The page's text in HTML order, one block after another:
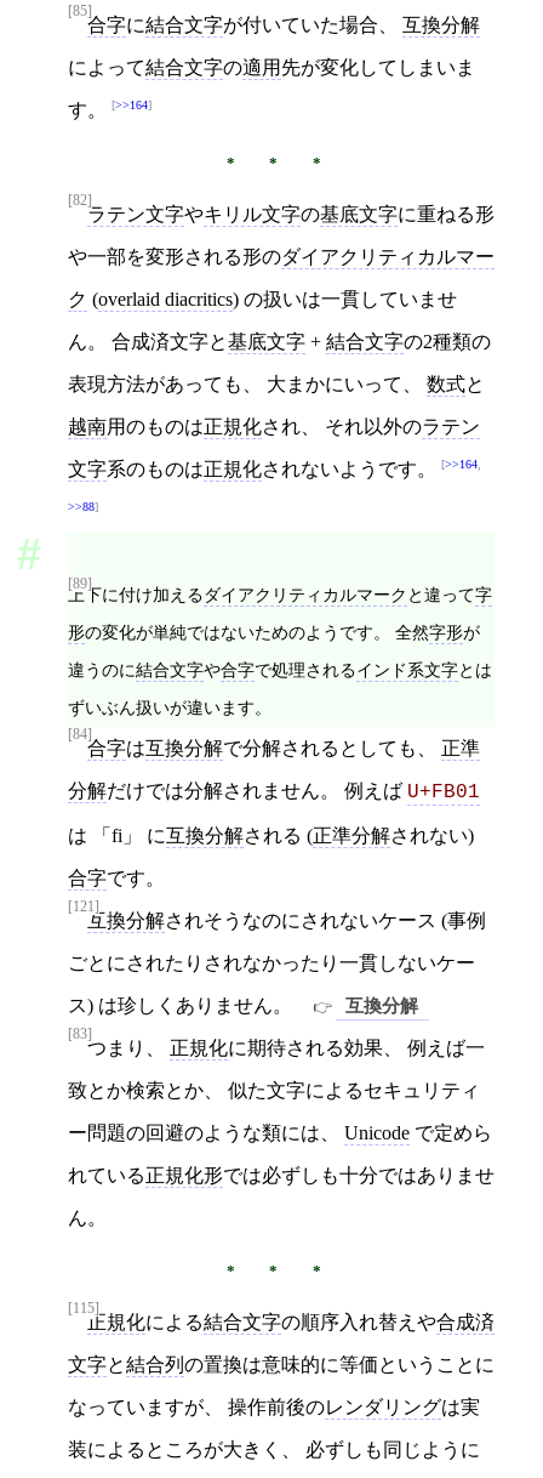
[85]
合字に結合文字が付いていた場合、 互換分解
によって結合文字の適用 先が変化してしまいま
す。 >>164
[82]
ラテン文字やキリル文字の基底文字に重ねる形
や一部を変形される形のダイアクリティカルマー
ク (overlaid diacritics) の扱いは一貫していませ
ん。 合成済文字と基底文字 + 結合文字の2種類の
表現方法があっても、 大まかにいって、 数式と
越南用のものは正規化され、 それ以外のラテン
文字系のものは正規化されないようです。 >>164
>>88
[89]
上下に付け加えるダイアクリティカルマーク と違って字
形の変化が単純ではないためのようです。 全然字形が
違うのに結合文字や合字で処理されるインド系文字とは
ずいぶん扱いが違います。
[84]
合字は互換分解で分解されるとしても、 正準
分解だけでは分解されません。 例えば U+FB01
は 「fi」 に互換分解される (正準分解されない)
合字です。
[121]
互換分解されそうなのにされないケース (事例
ごとにされたりされなかったり一貫しないケー
ス) は珍しくありません。 互換分解
[83]
つまり、 正規化に期待される効果、 例えば一
致とか検索とか、 似た文字によるセキュリティ
ー問題の回避のような類には、 Unicode で定めら
れている正規化形では必ずしも十分ではありませ
ん。
[115]
正規化による結合文字の順序入れ替えや合成済
文字と結合列 の置換は意味的に等価ということに
なっていますが、 操作前後のレンダリングは実
装によるところが大きく、 必ずしも同じように